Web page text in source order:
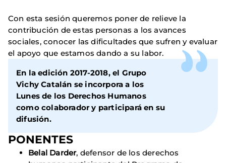
Con esta sesión queremos poner de relieve la
contribución de estas personas a los avances
sociales, conocer las dificultades que sufren y evaluar
el apoyo que estamos dando a su labor.
En la edición 2017-2018, el Grupo
Vichy Catalán se incorpora a los
Lunes de los Derechos Humanos
como colaborador y participará en su
difusión.
PONENTES
Belal Darder, defensor de los derechos